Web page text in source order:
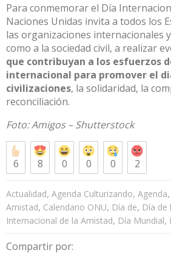
Para conmemorar el Día
Naciones Unidas invita a todos los
las organizaciones internacionales
como a la sociedad civil, a realizar
que contribuyan a los esfuerzos
internacional para promover el
civilizaciones, la solidaridad, la
reconciliación.
Foto: Amigos –Shutterstock
6 8 0 0 0 2
Actualidad, Agenda Culturizando, Agenda,
Amistad, Calendario ONU, Día de, Día de
Internacional de la Amistad, Día Mundial,
Compartir por: